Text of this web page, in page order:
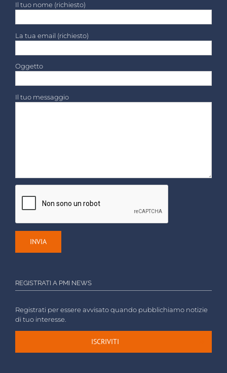
Il tuo nome (richiesto)
La tua email (richiesto)
Oggetto
Il tuo messaggio
REGISTRATI A PMI NEWS
Registrati per essere avvisato quando pubblichiamo notizie
di tuo interesse.
ISCRIVITI